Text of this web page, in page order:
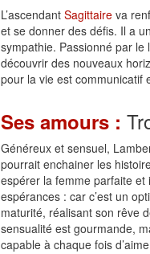
L’ascendant Sagittaireva
et se donner des défis. Il a
sympathie. Passionné par le
découvrir des nouveaux
pour la vie est communicatif
Ses amours :
Généreux et sensuel,
pourrait enchainer les
espérer la femme parfaite et
espérances : car c’est un
maturité, réalisant son rêve
sensualité est gourmande,
capable à chaque fois